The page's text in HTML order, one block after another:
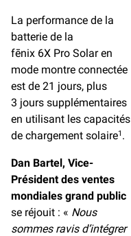
La performance de la
batterie de la
fēnix 6X Pro Solar en
mode montre connectée
est de 21 jours, plus
3 jours supplémentaires
en utilisant les capacités
de chargement solaire1 .
Dan Bartel, Vice-
Président des ventes
mondiales grand public
se réjouit : « Nous
sommes ravis d’intégrer